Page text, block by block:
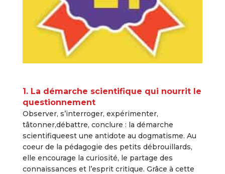
1. La démarche scientifique qui nourrit le
questionnement
Observer, s’interroger, expérimenter,
tâtonner,débattre, conclure : la démarche
scientifiqueest une antidote au dogmatisme. Au
coeur de la pédagogie des petits débrouillards,
elle encourage la curiosité, le partage des
connaissances et l’esprit critique. Grâce à cette